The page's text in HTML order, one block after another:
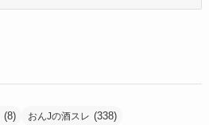
(8) おんJの酒スレ (338)